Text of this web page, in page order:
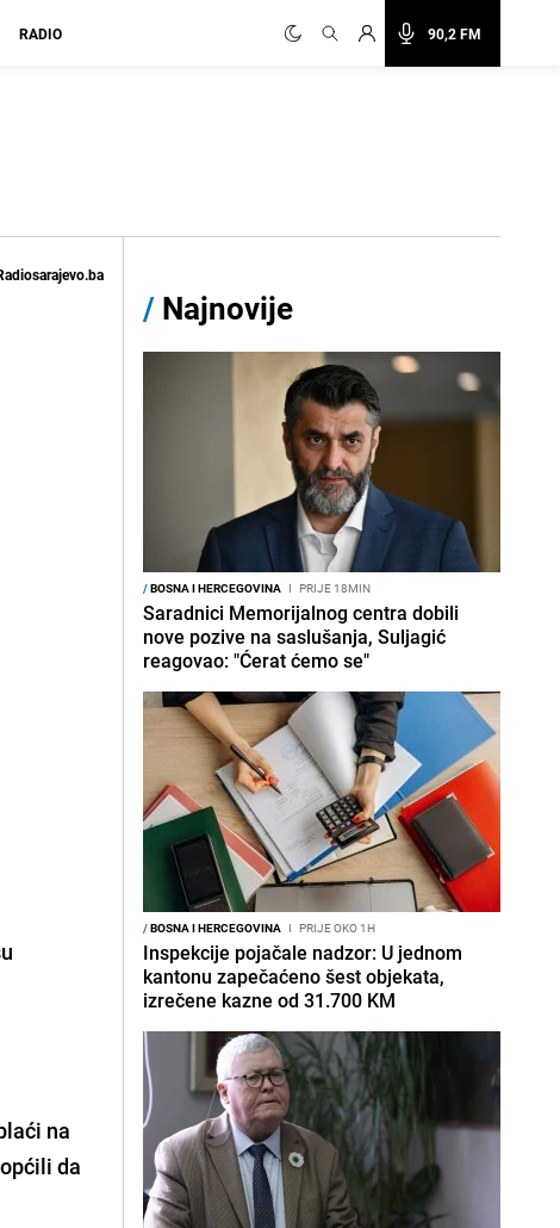
90,2 FM
RADIO
na
da
/ Najnovije
/BOSNA I HERCEGOVINA I PRIJE 18MIN
Saradnici Memorijalnog centra dobili
nove pozive na saslušanja, Suljagić
reagovao: "Ćerat ćemo se"
/BOSNA I HERCEGOVINA I PRIJE OKO 1H
Inspekcije pojačale nadzor: U jednom
kantonu zapečaćeno šest objekata,
izrečene kazne od 31.700 KM